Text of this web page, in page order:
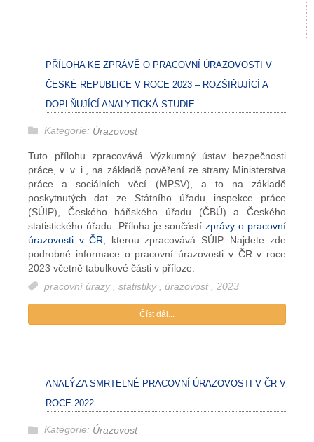
PŘÍLOHA KE ZPRÁVĚ O PRACOVNÍ ÚRAZOVOSTI V
ČESKÉ REPUBLICE V ROCE 2023 – ROZŠIŘUJÍCÍ A
DOPLŇUJÍCÍ ANALYTICKÁ STUDIE
Kategorie: Úrazovost
Tuto přílohu zpracovává Výzkumný ústav bezpečnosti
práce, v. v. i., na základě pověření ze strany Ministerstva
práce a sociálních věcí (MPSV), a to na základě
poskytnutých dat ze Státního úřadu inspekce práce
(SÚIP), Českého báňského úřadu (ČBÚ) a Českého
statistického úřadu. Příloha je součástí zprávy o pracovní
úrazovosti v ČR , kterou zpracovává SÚIP. Najdete zde
podrobné informace o pracovní úrazovosti v ČR v roce
2023 včetně tabulkové části v příloze.
pracovní úrazy , statistiky , úrazovost , 2023
Číst dál...
ANALÝZA SMRTELNÉ PRACOVNÍ ÚRAZOVOSTI V ČR V
ROCE 2022
Kategorie: Úrazovost